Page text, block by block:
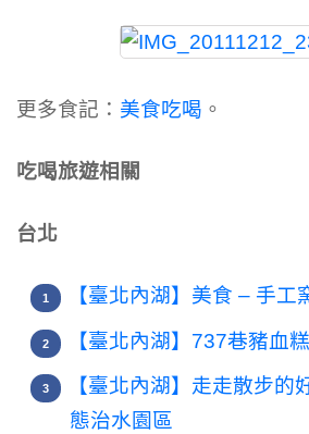
更多食記： 美食吃喝 。
吃喝旅遊相關
台北
【臺北內湖】美食 – 手
【臺北內湖】737巷豬血糕
【臺北內湖】走走散步的
態治水園區